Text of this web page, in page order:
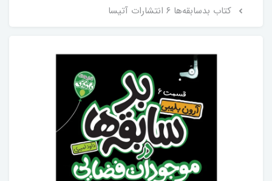
کتاب بدسابقه‌ها ۶ انتشارات‌ آتیسا